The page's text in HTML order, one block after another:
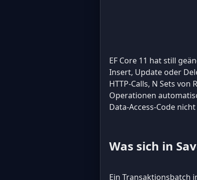
EF Core 11 hat still
Insert, Update oder
HTTP-Calls, N Sets
Operationen
Data-Access-Code
Was sich in
Ein Transaktionsbatch